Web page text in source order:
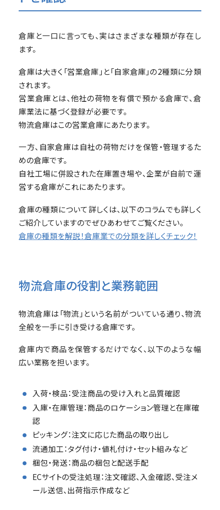
倉庫と一口に言っても、実はさまざまな種類が存在し
ます。
倉庫は大きく「営業倉庫」と「自家倉庫」の2種類に分類
されます。
営業倉庫とは、他社の荷物を有償で預かる倉庫で、倉
庫業法に基づく登録が必要です。
物流倉庫はこの営業倉庫にあたります。
一方、自家倉庫は自社の荷物だけを保管・管理するた
めの倉庫です。
自社工場に併設された在庫置き場や、企業が自前で運
営する倉庫がこれにあたります。
倉庫の種類について詳しくは、以下のコラムでも詳しく
ご紹介していますのでぜひあわせてご覧ください。
倉庫の種類を解説！倉庫業での分類を詳しくチェック！
物流倉庫の役割と業務範囲
物流倉庫は「物流」という名前がついている通り、物流
全般を一手に引き受ける倉庫です。
倉庫内で商品を保管するだけでなく、以下のような幅
広い業務を担います。
入荷・検品：受注商品の受け入れと品質確認
入庫・在庫管理：商品のロケーション管理と在庫確
認
ピッキング：注文に応じた商品の取り出し
流通加工：タグ付け・値札付け・セット組みなど
梱包・発送：商品の梱包と配送手配
ECサイトの受注処理：注文確認、入金確認、受注メ
ール送信、出荷指示作成など